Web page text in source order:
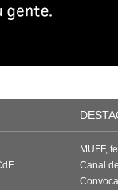
MUFF,
Canal